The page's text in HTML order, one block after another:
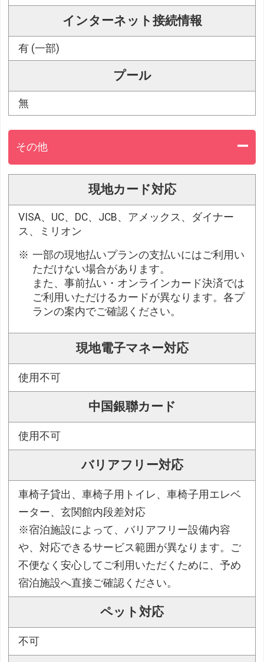
インターネット接続情報
有 (一部)
プール
無
その他
現地カード対応
VISA、UC、DC、JCB、アメックス、ダイナー
ス、ミリオン
一部の現地払いプランの支払いにはご利用い
ただけない場合があります。
また、事前払い・オンラインカード決済では
ご利用いただけるカードが異なります。各プ
ランの案内でご確認ください。
現地電子マネー対応
使用不可
中国銀聯カード
使用不可
バリアフリー対応
車椅子貸出、車椅子用トイレ、車椅子用エレベ
ーター、玄関館内段差対応
※宿泊施設によって、バリアフリー設備内容
や、対応できるサービス範囲が異なります。ご
不便なく安心してご利用いただくために、予め
宿泊施設へ直接ご確認ください。
ペット対応
不可